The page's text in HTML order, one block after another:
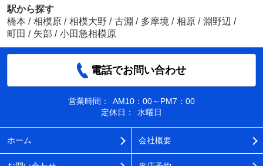
駅から探す
橋本 / 相模原 / 相模大野 / 古淵 / 多摩境 / 相原 / 淵野辺 /
町田 / 矢部 / 小田急相模原
電話でお問い合わせ
営業時間：
AM10：00～PM7：00
定休日：
水曜日
ホーム 会社概要